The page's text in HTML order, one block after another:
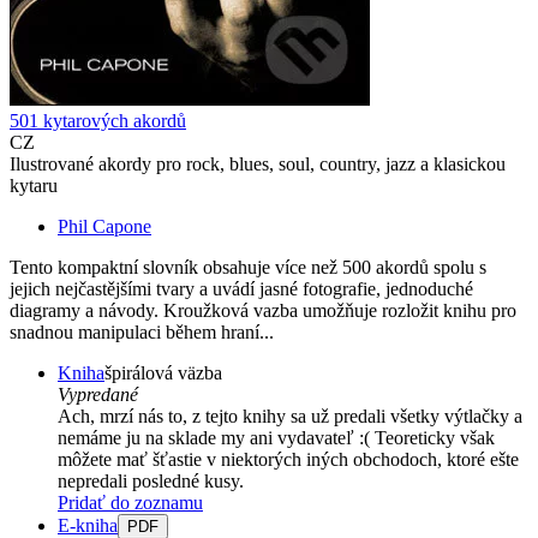
501 kytarových akordů
CZ
Ilustrované akordy pro rock, blues, soul, country, jazz a klasickou
kytaru
Phil Capone
Tento kompaktní slovník obsahuje více než 500 akordů spolu s
jejich nejčastějšími tvary a uvádí jasné fotografie, jednoduché
diagramy a návody. Kroužková vazba umožňuje rozložit knihu pro
snadnou manipulaci během hraní...
Knihašpirálová väzba
Vypredané
Ach, mrzí nás to, z tejto knihy sa už predali všetky výtlačky a
nemáme ju na sklade my ani vydavateľ :( Teoreticky však
môžete mať šťastie v niektorých iných obchodoch, ktoré ešte
nepredali posledné kusy.
Pridať do zoznamu
E-kniha
PDF